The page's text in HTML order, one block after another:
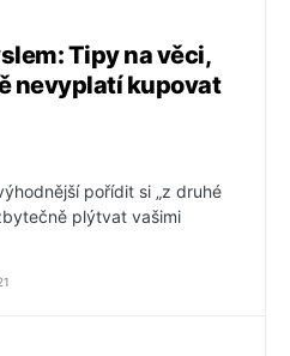
Tipy na věci,
nevyplatí kupovat
pořídit si „z druhé
plýtvat vašimi